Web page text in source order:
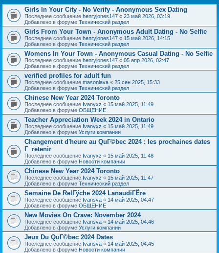
Girls In Your City - No Verify - Anonymous Sex Dating
Последнее сообщение henryjones147 « 23 май 2026, 03:19
Добавлено в форуме Технический раздел
Girls From Your Town - Anonymous Adult Dating - No Selfie
Последнее сообщение henryjones147 « 15 май 2026, 14:15
Добавлено в форуме Технический раздел
Womens In Your Town - Anonymous Casual Dating - No Selfie
Последнее сообщение henryjones147 « 05 апр 2026, 02:47
Добавлено в форуме Технический раздел
verified profiles for adult fun
Последнее сообщение masonlava « 25 сен 2025, 15:33
Добавлено в форуме Технический раздел
Chinese New Year 2024 Toronto
Последнее сообщение Ivanyxz « 15 май 2025, 11:49
Добавлено в форуме ОБЩЕНИЕ
Teacher Appreciation Week 2024 in Ontario
Последнее сообщение Ivanyxz « 15 май 2025, 11:49
Добавлено в форуме Услуги компании
Changement d'heure au QuГ©bec 2024 : les prochaines dates
Г retenir
Последнее сообщение Ivanyxz « 15 май 2025, 11:48
Добавлено в форуме Новости компании
Chinese New Year 2024 Toronto
Последнее сообщение Ivanyxz « 15 май 2025, 11:47
Добавлено в форуме Технический раздел
Semaine De RelГўche 2024 LanaudiГЁre
Последнее сообщение Ivansva « 14 май 2025, 04:47
Добавлено в форуме ОБЩЕНИЕ
New Movies On Crave: November 2024
Последнее сообщение Ivansva « 14 май 2025, 04:46
Добавлено в форуме Услуги компании
Jeux Du QuГ©bec 2024 Dates
Последнее сообщение Ivansva « 14 май 2025, 04:45
Добавлено в форуме Новости компании